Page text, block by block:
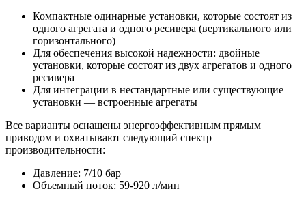
Компактные одинарные установки, которые состоят из
одного агрегата и одного ресивера (вертикального или
горизонтального)
Для обеспечения высокой надежности: двойные
установки, которые состоят из двух агрегатов и одного
ресивера
Для интеграции в нестандартные или существующие
установки — встроенные агрегаты
Все варианты оснащены энергоэффективным прямым
приводом и охватывают следующий спектр
производительности:
Давление: 7/10 бар
Объемный поток: 59-920 л/мин